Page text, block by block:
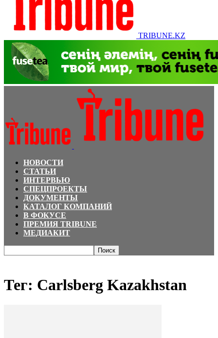
TRIBUNE.KZ
НОВОСТИ
СТАТЬИ
ИНТЕРВЬЮ
СПЕЦПРОЕКТЫ
ДОКУМЕНТЫ
КАТАЛОГ КОМПАНИЙ
В ФОКУСЕ
ПРЕМИЯ TRIBUNE
МЕДИАКИТ
Тег: Carlsberg Kazakhstan